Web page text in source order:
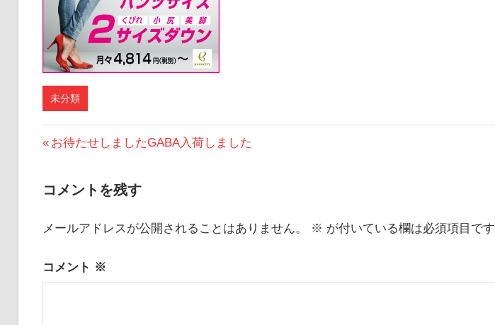
未分類
投
ナ
ビ
ー
前
投
お待たせしましたGABA入荷しました
コメントを残す
メールアドレスが公開されることはありません。 ※ が付いている欄は必須項目です
コメント ※